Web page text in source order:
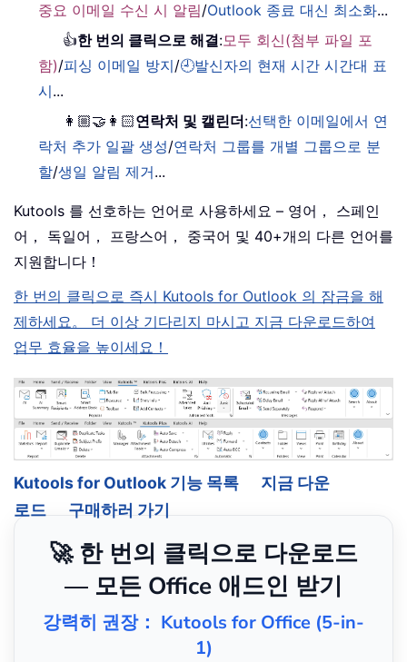
중요 이메일 수신 시 알림/Outlook 종료 대신 최소화...
👍한 번의 클릭으로 해결:모두 회신(첨부 파일 포
함)/피싱 이메일 방지/🕘발신자의 현재 시간 시간대 표
시...
👩🏼‍🤝‍👩🏻연락처 및 캘린더:선택한 이메일에서 연
락처 추가 일괄 생성/연락처 그룹를 개별 그룹으로 분
할/생일 알림 제거...
Kutools 를 선호하는 언어로 사용하세요 – 영어， 스페인
어， 독일어， 프랑스어， 중국어 및 40+개의 다른 언어를
지원합니다！
한 번의 클릭으로 즉시 Kutools for Outlook 의 잠금을 해
제하세요。 더 이상 기다리지 마시고 지금 다운로드하여
업무 효율을 높이세요！
Kutools for Outlook 기능 목록
지금 다운
로드
구매하러 가기
🚀 한 번의 클릭으로 다운로드
— 모든 Office 애드인 받기
강력히 권장： Kutools for Office (5-in-
1)